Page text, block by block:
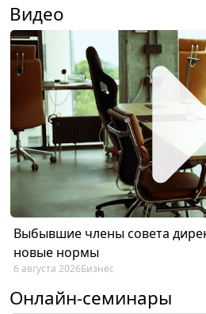
Видео
Выбывшие члены совета
новые нормы
6 августа 2026Бизнес
Онлайн-семинары